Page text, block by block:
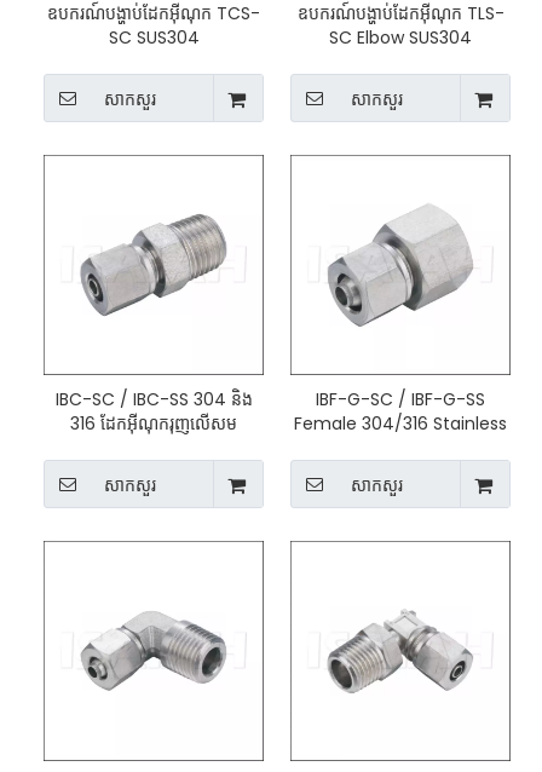
ឧបករណ៍បង្ហាប់ដែកអ៊ីណុក TCS-
SC SUS304
សាកសួរ
ឧបករណ៍បង្ហាប់ដែកអ៊ីណុក TLS-
SC Elbow SUS304
សាកសួរ
IBC-SC / IBC-SS 304 និង
316 ដែកអ៊ីណុករុញលើសម
សាកសួរ
IBF-G-SC / IBF-G-SS
Female 304/316 Stainless
សាកសួរ